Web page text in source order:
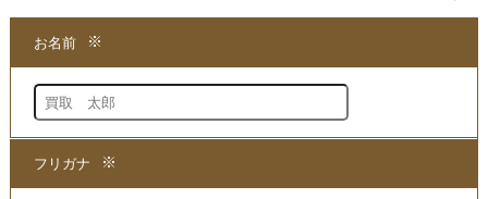
★当店は、苫米地英人さんの
買取する専門店でございます。